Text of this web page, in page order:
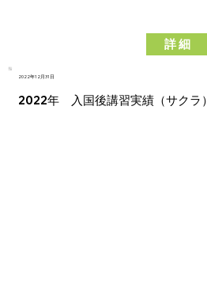
詳 細
2022年12月31日
2022年 入国後講習実績（サクラ）